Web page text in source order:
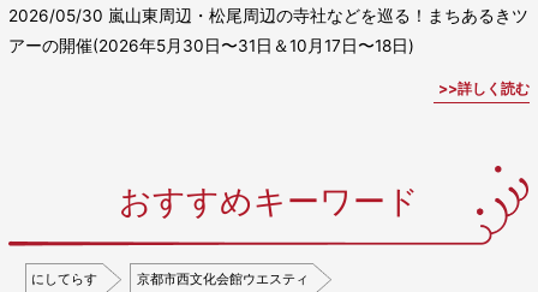
2026/05/30 嵐山東周辺・松尾周辺の寺社などを巡る！まちあるきツ
アーの開催(2026年5月30日〜31日＆10月17日〜18日)
詳しく読む
おすすめキーワード
にしてらす 京都市西文化会館ウエスティ